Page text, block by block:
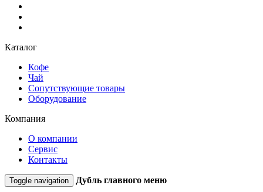
Каталог
Кофе
Чай
Сопутствующие товары
Оборудование
Компания
О компании
Сервис
Контакты
Toggle navigation Дубль главного меню